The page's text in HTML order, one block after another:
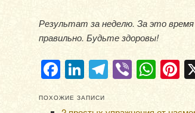
Результат за неделю. За это
правильно. Будьте здоровы!
Facebook
LinkedIn
Telegram
Viber
ПОХОЖИЕ ЗАПИСИ